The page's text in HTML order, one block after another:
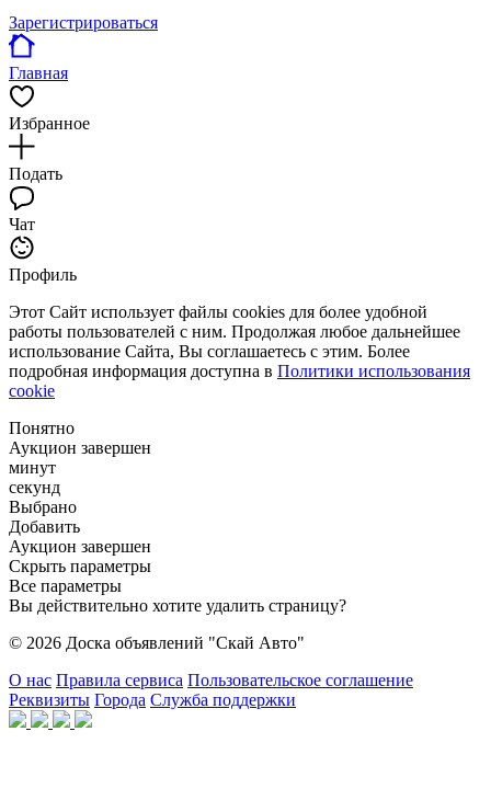
Зарегистрироваться
Главная
Избранное
Подать
Чат
Профиль
Этот Сайт использует файлы cookies для более удобной
работы пользователей с ним. Продолжая любое дальнейшее
использование Сайта, Вы соглашаетесь с этим. Более
подробная информация доступна в Политики использования
cookie
Понятно
Аукцион завершен
минут
секунд
Выбрано
Добавить
Аукцион завершен
Скрыть параметры
Все параметры
Вы действительно хотите удалить страницу?
© 2026 Доска объявлений "Скай Авто"
О нас Правила сервиса Пользовательское соглашение
Реквизиты Города Служба поддержки